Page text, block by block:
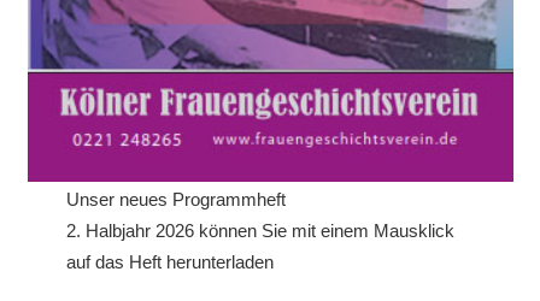
Unser neues Programmheft
2. Halbjahr 2026 können Sie mit einem Mausklick
auf das Heft herunterladen